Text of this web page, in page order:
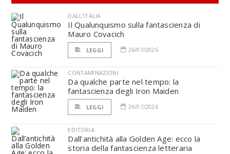
DALL'ITALIA
Il Qualunquismo sulla fantascienza di
Mauro Covacich
LEGGI 26/07/2026
CONTAMINAZIONI
Da qualche parte nel tempo: la
fantascienza degli Iron Maiden
LEGGI 26/07/2026
EDITORIA
Dall’antichità alla Golden Age: ecco la
storia della fantascienza letteraria